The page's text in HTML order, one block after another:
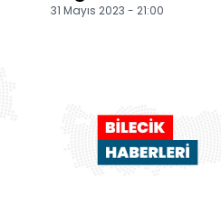
arazilerine ve köy
31 Mayıs 2023 - 21:00